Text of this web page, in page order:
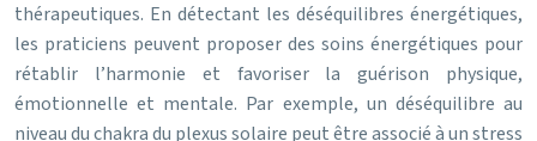
thérapeutiques. En détectant les déséquilibres énergétiques,
les praticiens peuvent proposer des soins énergétiques pour
rétablir l’harmonie et favoriser la guérison physique,
émotionnelle et mentale. Par exemple, un déséquilibre au
niveau du chakra du plexus solaire peut être associé à un stress